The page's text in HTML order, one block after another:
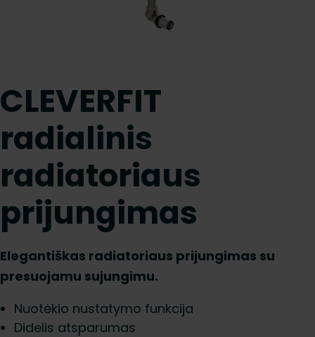
CLEVERFIT
radialinis
radiatoriaus
prijungimas
Elegantiškas radiatoriaus prijungimas su
presuojamu sujungimu.
Nuotėkio nustatymo funkcija
Didelis atsparumas